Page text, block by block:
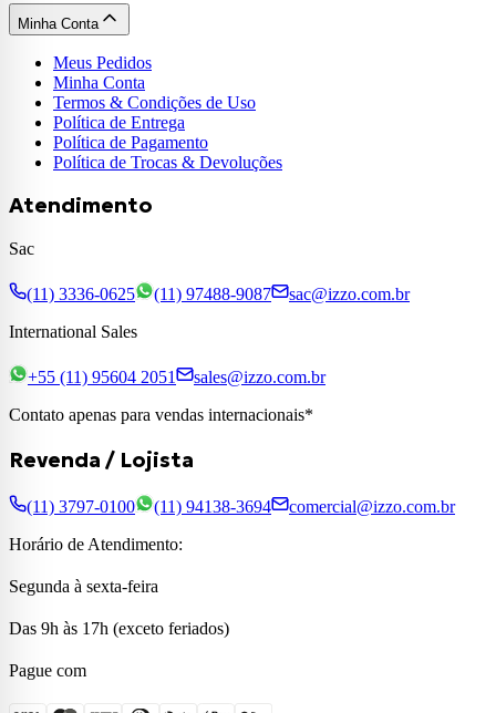
Minha Conta
Meus Pedidos
Minha Conta
Termos & Condições de Uso
Política de Entrega
Política de Pagamento
Política de Trocas & Devoluções
Atendimento
Sac
(11) 3336-0625 (11) 97488-9087
sac@izzo.com.br
International Sales
+55 (11) 95604 2051
sales@izzo.com.br
Contato apenas para vendas internacionais*
Revenda / Lojista
(11) 3797-0100 (11) 94138-3694
comercial@izzo.com.br
Horário de Atendimento:
Segunda à sexta-feira
Das 9h às 17h (exceto feriados)
Pague com